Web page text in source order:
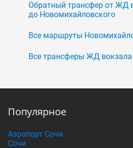
Обратный трансфер от ЖД
до Новомихайловского
Все маршруты
Все трансферы ЖД вокзала
Популярное
Аэропорт Сочи
Сочи